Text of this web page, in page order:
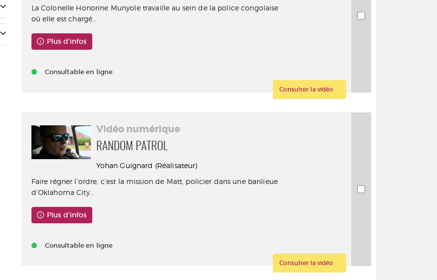
La Colonelle Honorine Munyole travaille au sein de la police congolaise
où elle est chargé...
Plus d'infos
Consultable en ligne
Consulter la vidéo
Vidéo numérique
RANDOM PATROL
Yohan Guignard (Réalisateur)
Faire régner l’ordre, c’est la mission de Matt, policier dans une banlieue
d’Oklahoma City...
Plus d'infos
Consultable en ligne
Consulter la vidéo